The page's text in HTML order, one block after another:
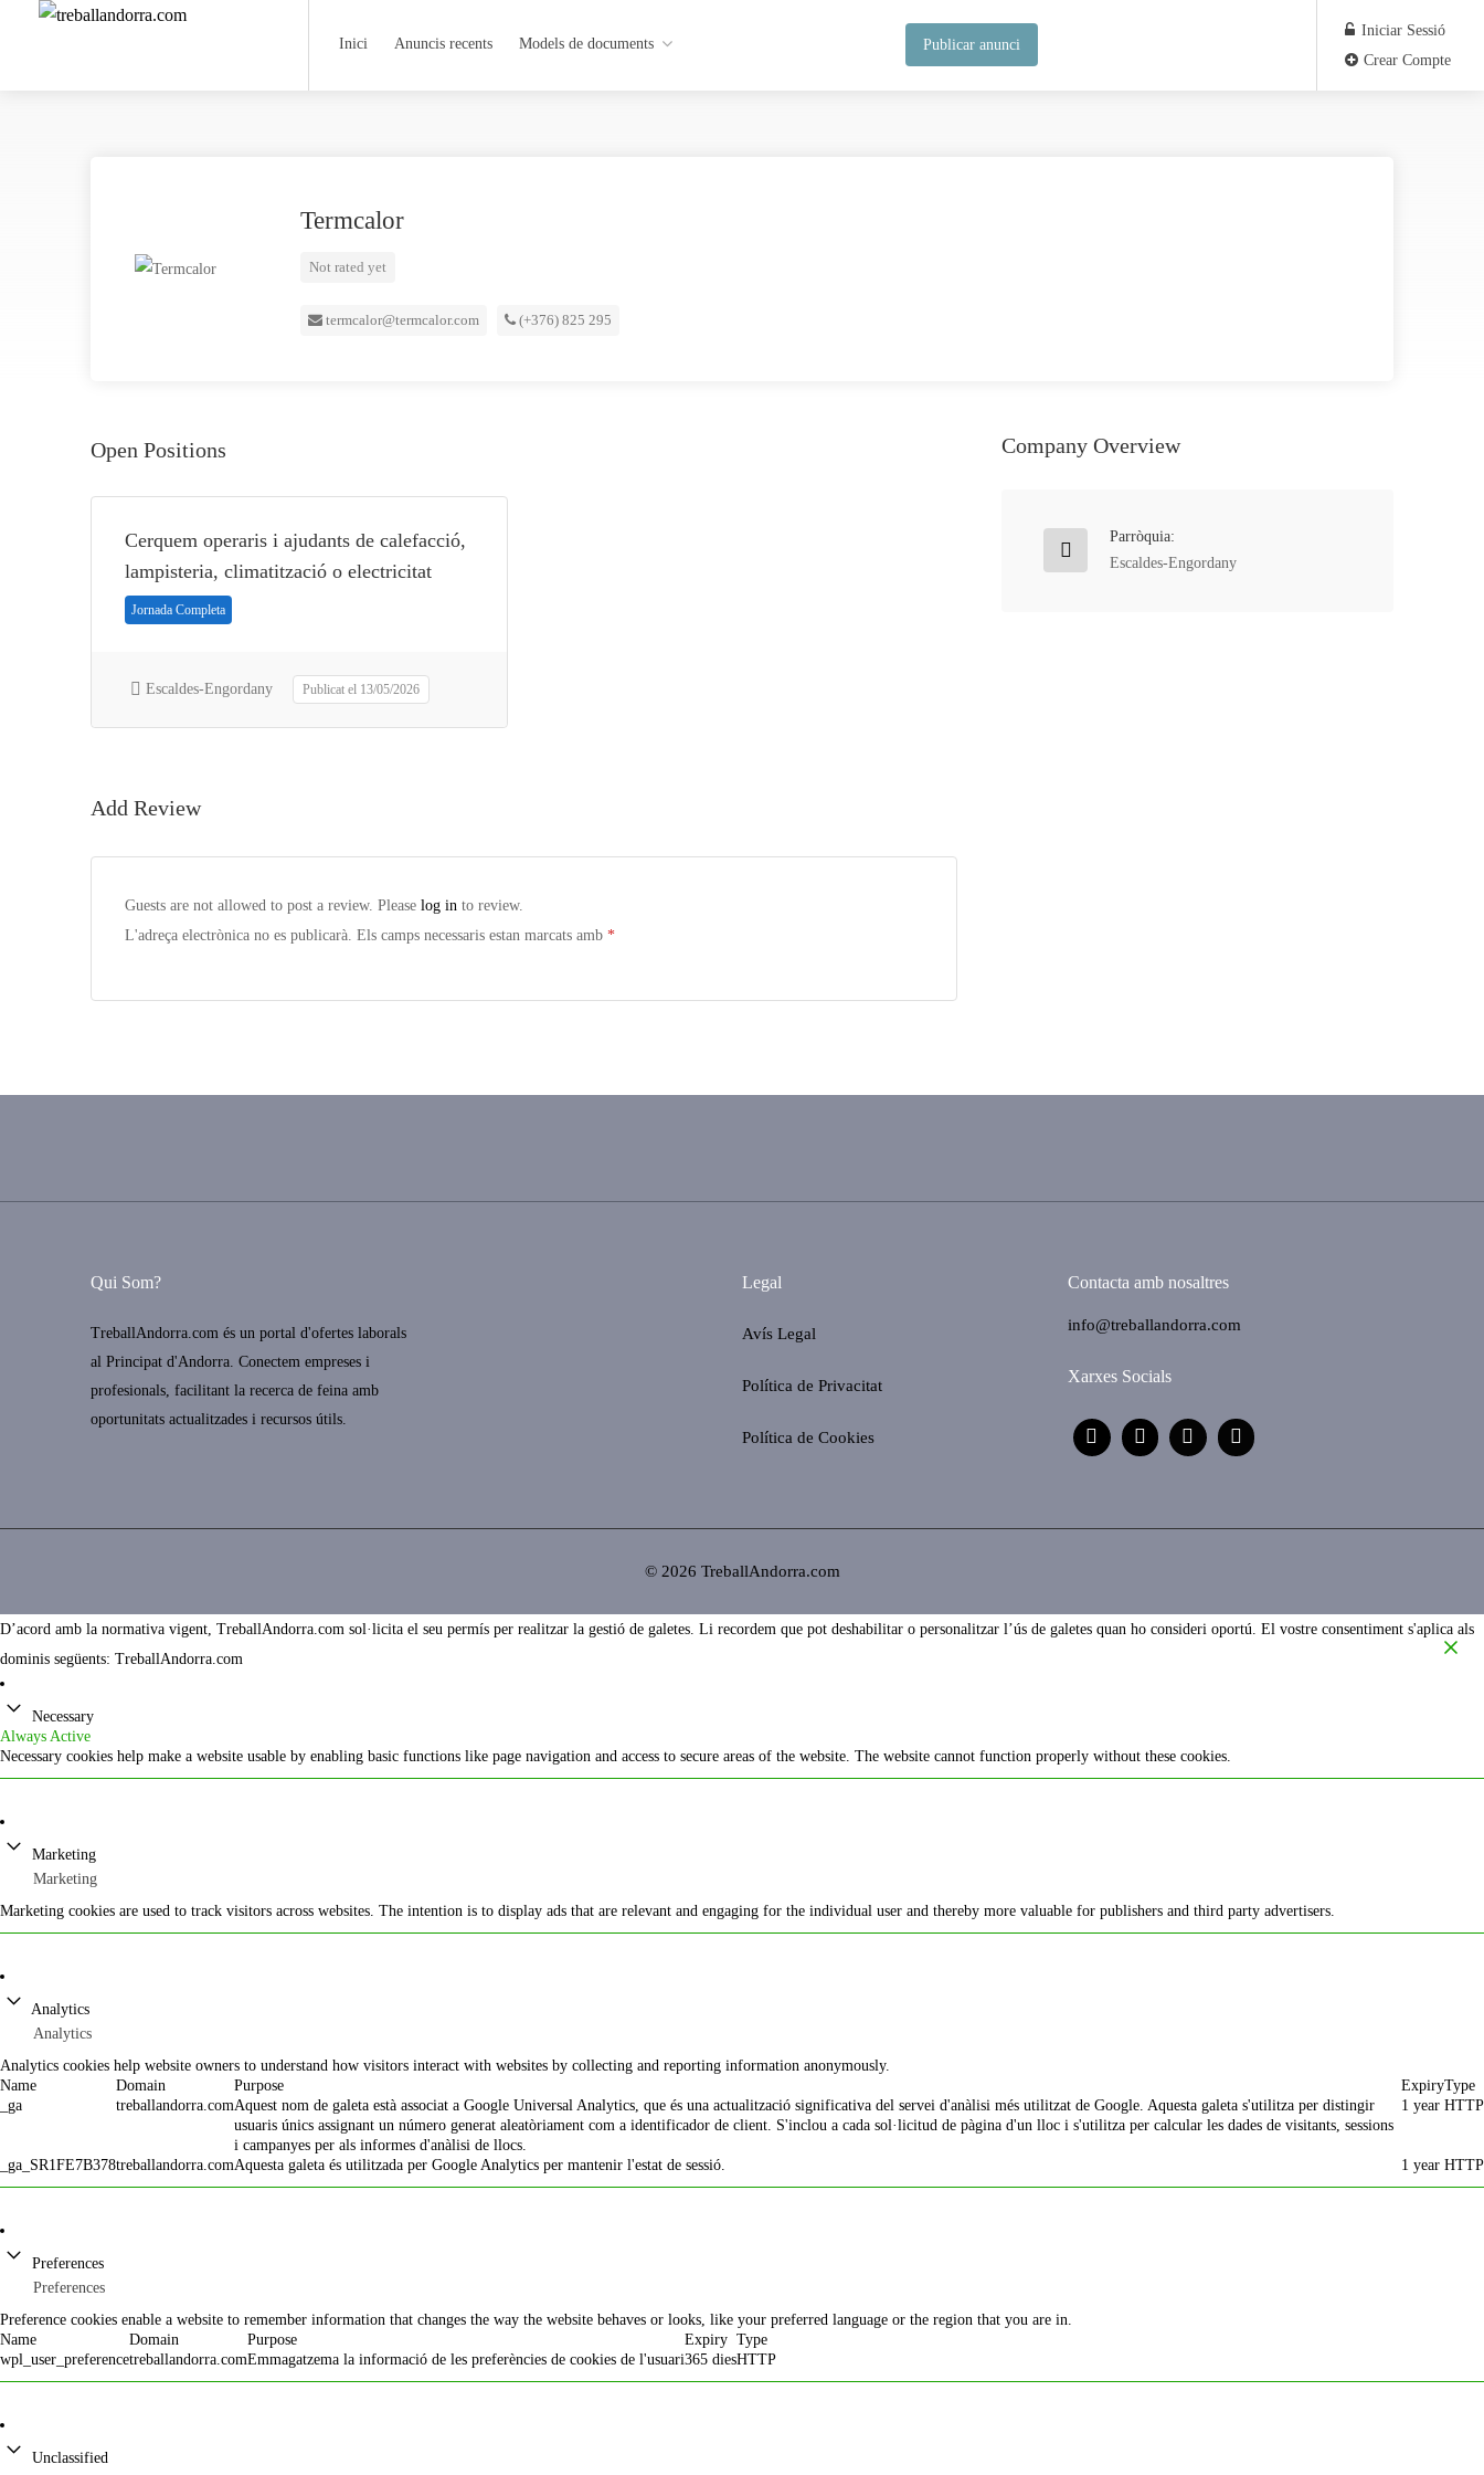
Inici Anuncis recents Models de documents Publicar anunci
Iniciar Sessió
Crear Compte
Termcalor
Not rated yet
termcalor@termcalor.com (+376) 825 295
Open Positions
Cerquem operaris i ajudants de calefacció,
lampisteria, climatització o electricitat
Jornada Completa
Escaldes-Engordany Publicat el 13/05/2026
Add Review
Guests are not allowed to post a review. Please log in to review.
L'adreça electrònica no es publicarà. Els camps necessaris estan marcats amb *
Company Overview
Parròquia:
Escaldes-Engordany
Qui Som?
TreballAndorra.com és un portal d'ofertes laborals
al Principat d'Andorra. Conectem empreses i
profesionals, facilitant la recerca de feina amb
oportunitats actualitzades i recursos útils.
Legal
Avís Legal
Política de Privacitat
Política de Cookies
Contacta amb nosaltres
info@treballandorra.com
Xarxes Socials
© 2026 TreballAndorra.com
D’acord amb la normativa vigent, TreballAndorra.com sol·licita el seu permís per realitzar la gestió de galetes. Li recordem que pot deshabilitar o personalitzar l’ús de galetes quan ho consideri oportú. El vostre consentiment s'aplica als
dominis següents: TreballAndorra.com
Necessary
Always Active
Necessary cookies help make a website usable by enabling basic functions like page navigation and access to secure areas of the website. The website cannot function properly without these cookies.
Marketing
Marketing
Marketing cookies are used to track visitors across websites. The intention is to display ads that are relevant and engaging for the individual user and thereby more valuable for publishers and third party advertisers.
Analytics
Analytics
Analytics cookies help website owners to understand how visitors interact with websites by collecting and reporting information anonymously.
Name
Domain Purpose ExpiryType
_ga
treballandorra.comAquest nom de galeta està associat a Google Universal Analytics, que és una actualització significativa del servei d'anàlisi més utilitzat de Google. Aquesta galeta s'utilitza per distingir
usuaris únics assignant un número generat aleatòriament com a identificador de client. S'inclou a cada sol·licitud de pàgina d'un lloc i s'utilitza per calcular les dades de visitants, sessions
i campanyes per als informes d'anàlisi de llocs.
1 year HTTP
_ga_SR1FE7B378treballandorra.comAquesta galeta és utilitzada per Google Analytics per mantenir l'estat de sessió. 1 year HTTP
Preferences
Preferences
Preference cookies enable a website to remember information that changes the way the website behaves or looks, like your preferred language or the region that you are in.
Name
Domain Purpose Expiry Type
wpl_user_preferencetreballandorra.comEmmagatzema la informació de les preferències de cookies de l'usuari365 diesHTTP
Unclassified